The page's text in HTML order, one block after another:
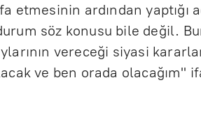
etmesinin ardından yaptığı
söz konusu bile değil.
vereceği siyasi
ve ben orada olacağım"